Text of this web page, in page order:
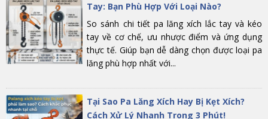
Tay: Bạn Phù Hợp Với Loại Nào?
So sánh chi tiết pa lăng xích lắc tay và kéo
tay về cơ chế, ưu nhược điểm và ứng dụng
thực tế. Giúp bạn dễ dàng chọn được loại pa
lăng phù hợp nhất với...
Tại Sao Pa Lăng Xích Hay Bị Kẹt Xích?
Cách Xử Lý Nhanh Trong 3 Phút!